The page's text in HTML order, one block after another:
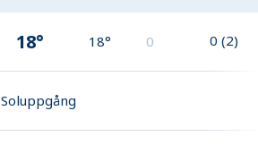
18° 18° 0 0 (2)
Soluppgång